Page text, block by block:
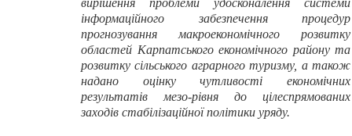
вирішення проблеми удосконалення системи
інформаційного забезпечення процедур
прогнозування макроекономічного розвитку
областей Карпатського економічного району та
розвитку сільського аграрного туризму, а також
надано оцінку чутливості економічних
результатів мезо-рівня до цілеспрямованих
заходів стабілізаційної політики уряду.